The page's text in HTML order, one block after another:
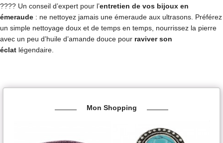
???? Un conseil d’expert pour l’entretien de vos bijoux en
émeraude : ne nettoyez jamais une émeraude aux ultrasons. Préférez
un simple nettoyage doux et de temps en temps, nourrissez la pierre
avec un peu d’huile d’amande douce pour raviver son
éclat légendaire.
Mon Shopping